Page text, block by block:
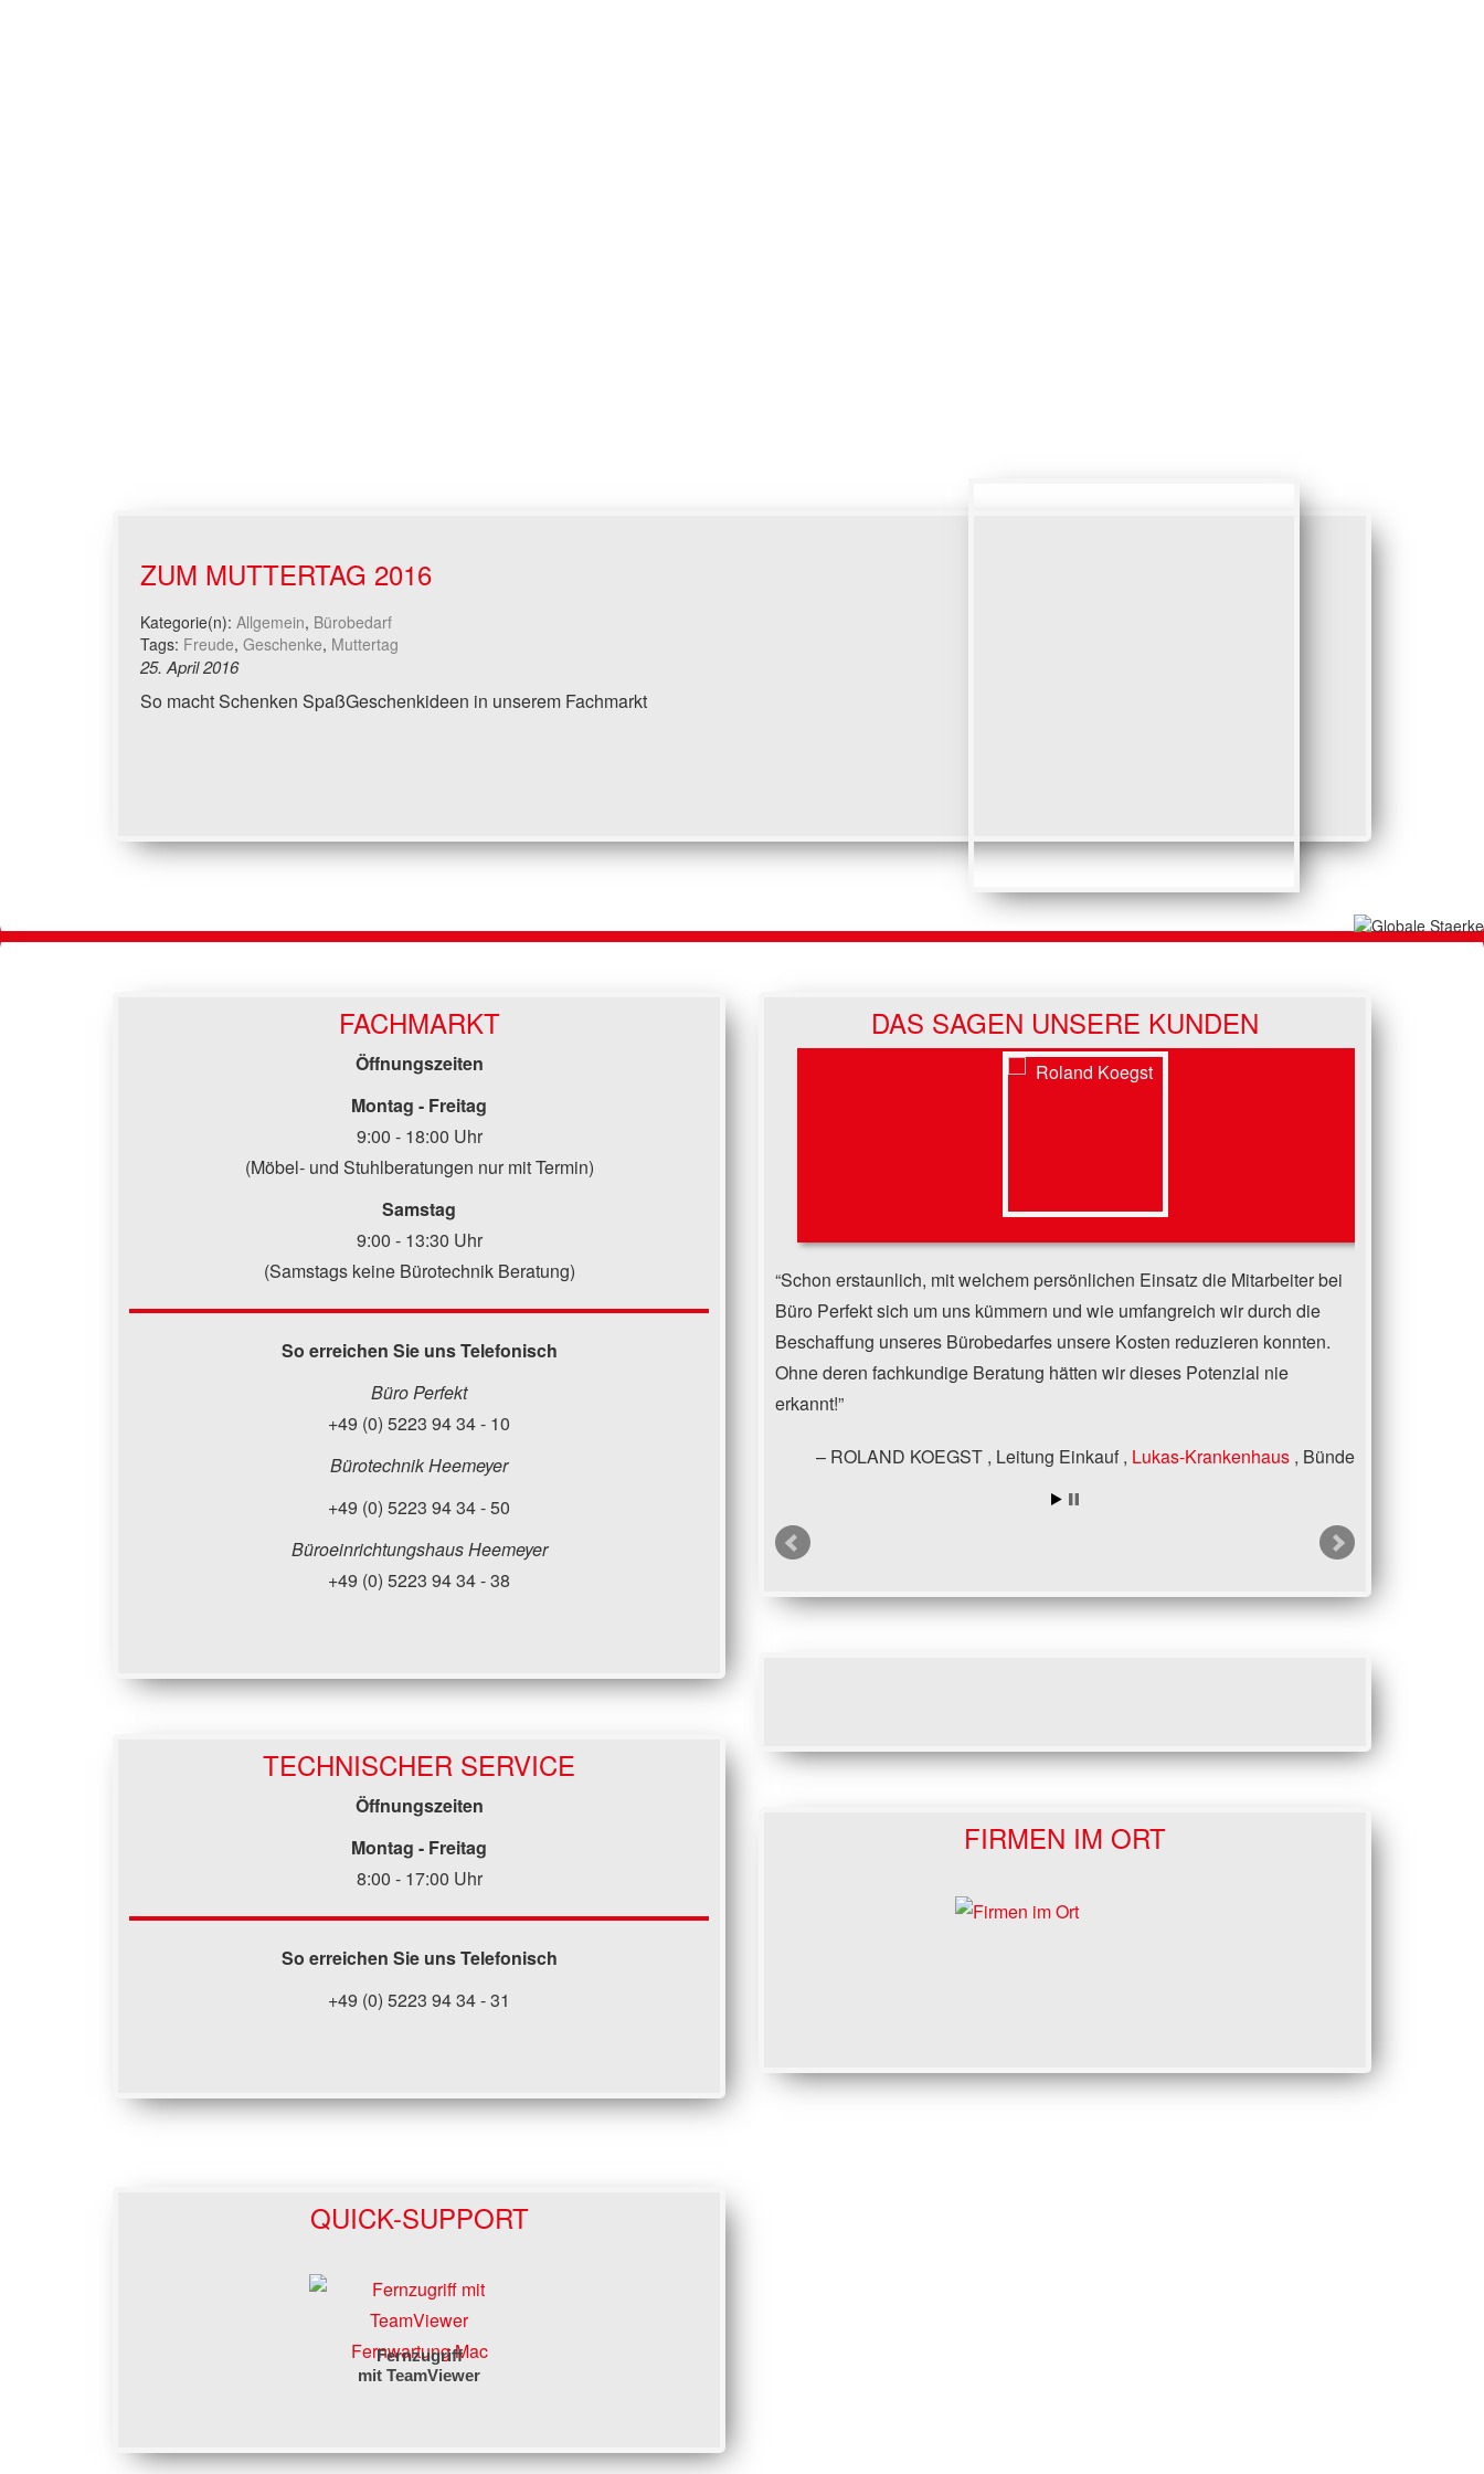
ZUM MUTTERTAG 2016
Kategorie(n): Allgemein, Bürobedarf
Tags: Freude, Geschenke, Muttertag
25. April 2016
So macht Schenken SpaßGeschenkideen in unserem Fachmarkt
FACHMARKT
Öffnungszeiten
Montag - Freitag
9:00 - 18:00 Uhr
(Möbel- und Stuhlberatungen nur mit Termin)
Samstag
9:00 - 13:30 Uhr
(Samstags keine Bürotechnik Beratung)
So erreichen Sie uns Telefonisch
Büro Perfekt
+49 (0) 5223 94 34 - 10
Bürotechnik Heemeyer
+49 (0) 5223 94 34 - 50
Büroeinrichtungshaus Heemeyer
+49 (0) 5223 94 34 - 38
TECHNISCHER SERVICE
Öffnungszeiten
Montag - Freitag
8:00 - 17:00 Uhr
So erreichen Sie uns Telefonisch
+49 (0) 5223 94 34 - 31
QUICK-SUPPORT
Fernzugriff
mit TeamViewer
Fernwartung Mac
DAS SAGEN UNSERE KUNDEN
Schon erstaunlich, mit welchem persönlichen Einsatz die Mitarbeiter bei
Büro Perfekt sich um uns kümmern und wie umfangreich wir durch die
Beschaffung unseres Bürobedarfes unsere Kosten reduzieren konnten.
Ohne deren fachkundige Beratung hätten wir dieses Potenzial nie
erkannt!
ROLAND KOEGST Leitung Einkauf Lukas-Krankenhaus Bünde
FIRMEN IM ORT